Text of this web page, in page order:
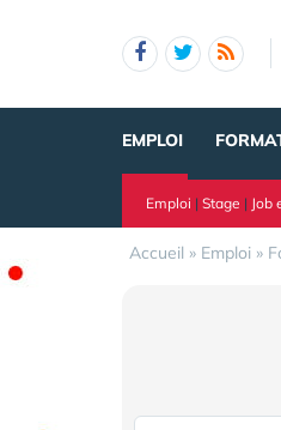
EMPLOI
Emploi | Stage | Job
Accueil » Emploi »